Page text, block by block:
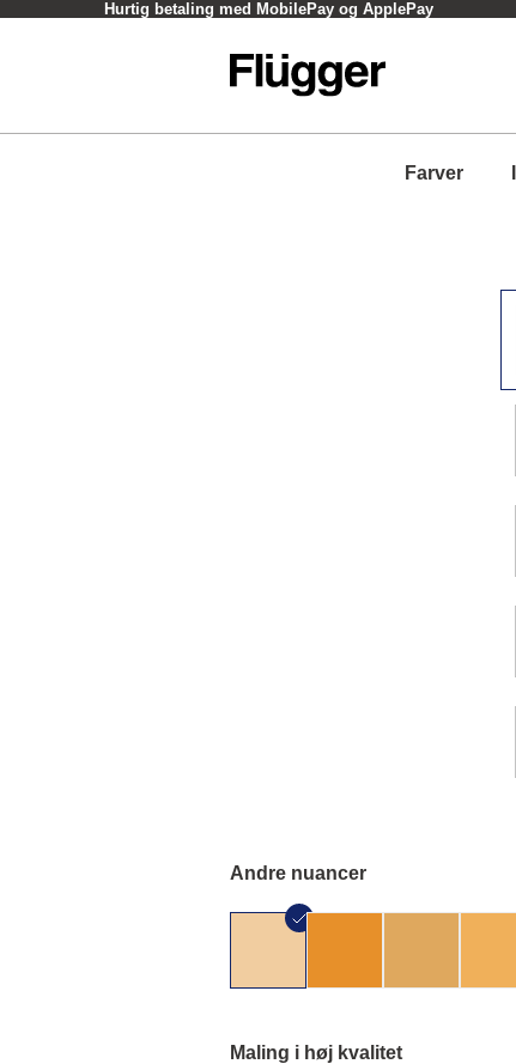
Hurtig betaling med MobilePay og ApplePay
Farver
Andre nuancer
Maling i høj kvalitet